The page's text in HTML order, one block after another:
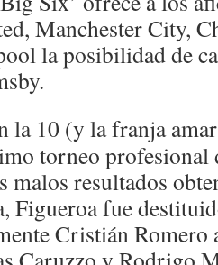
Manchester City,
la posibilidad de
la 10 (y la franja
torneo profesional
malos resultados
Figueroa fue
Cristián Romero